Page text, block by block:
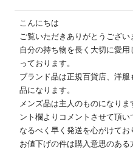
こんにちは
ご覧いただきありがとうござい
自分の持ち物を長く大切に愛
っております。
ブランド品は正規百貨店、洋
品になります。
メンズ品は主人のものになり
ント欄よりコメントさせて頂い
なるべく早く発送を心がけてお
お値下げの件は購入意思のあ
せんが、できるものは応じま